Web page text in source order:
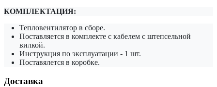
КОМПЛЕКТАЦИЯ:
Тепловентилятор в сборе.
Поставляется в комплекте с кабелем с штепсельной
вилкой.
Инструкция по эксплуатации - 1 шт.
Поставялется в коробке.
Доставка